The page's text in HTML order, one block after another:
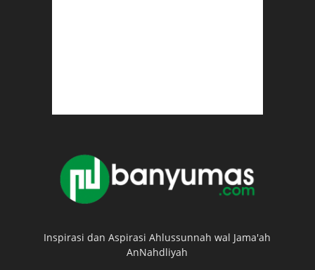
Inspirasi dan Aspirasi Ahlussunnah wal Jama'ah
AnNahdliyah